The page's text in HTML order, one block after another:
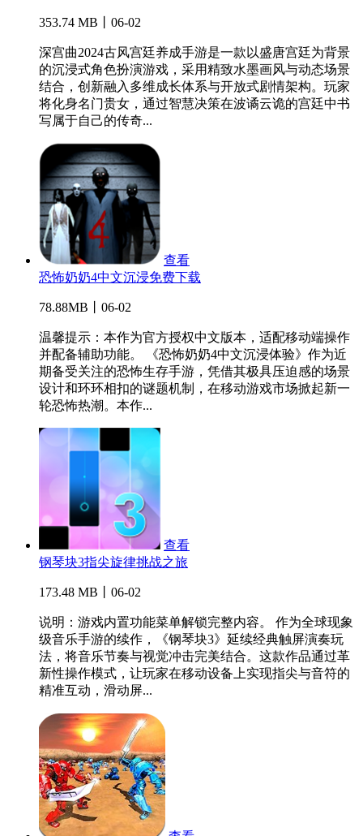
353.74 MB丨06-02
深宫曲2024古风宫廷养成手游是一款以盛唐宫廷为背景
的沉浸式角色扮演游戏，采用精致水墨画风与动态场景
结合，创新融入多维成长体系与开放式剧情架构。玩家
将化身名门贵女，通过智慧决策在波谲云诡的宫廷中书
写属于自己的传奇...
查看
恐怖奶奶4中文沉浸免费下载
78.88MB丨06-02
温馨提示：本作为官方授权中文版本，适配移动端操作
并配备辅助功能。 《恐怖奶奶4中文沉浸体验》作为近
期备受关注的恐怖生存手游，凭借其极具压迫感的场景
设计和环环相扣的谜题机制，在移动游戏市场掀起新一
轮恐怖热潮。本作...
查看
钢琴块3指尖旋律挑战之旅
173.48 MB丨06-02
说明：游戏内置功能菜单解锁完整内容。 作为全球现象
级音乐手游的续作，《钢琴块3》延续经典触屏演奏玩
法，将音乐节奏与视觉冲击完美结合。这款作品通过革
新性操作模式，让玩家在移动设备上实现指尖与音符的
精准互动，滑动屏...